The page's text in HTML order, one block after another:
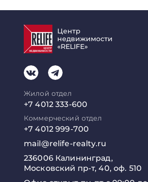
Центр
недвижимости
«RELIFE»
Жилой отдел
+7 4012 333-600
Коммерческий отдел
+7 4012 999-700
mail@relife-realty.ru
236006 Калининград,
Московский пр-т, 40, оф. 510